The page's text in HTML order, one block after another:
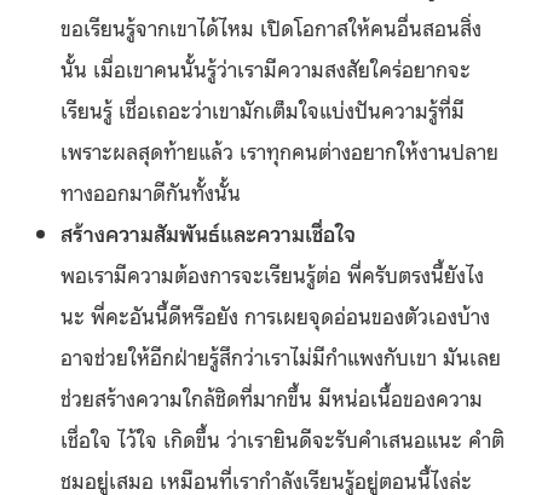
ขอเรียนรู้จากเขาได้ไหม เปิดโอกาสให้คนอื่นสอนสิ่ง
นั้น เมื่อเขาคนนั้นรู้ว่าเรามีความสงสัยใคร่อยากจะ
เรียนรู้ เชื่อเถอะว่าเขามักเต็มใจแบ่งปันความรู้ที่มี
เพราะผลสุดท้ายแล้ว เราทุกคนต่างอยากให้งานปลาย
ทางออกมาดีกันทั้งนั้น
สร้างความสัมพันธ์และความเชื่อใจ
พอเรามีความต้องการจะเรียนรู้ต่อ พี่ครับตรงนี้ยังไง
นะ พี่คะอันนี้ดีหรือยัง การเผยจุดอ่อนของตัวเองบ้าง
อาจช่วยให้อีกฝ่ายรู้สึกว่าเราไม่มีกำแพงกับเขา มันเลย
ช่วยสร้างความใกล้ชิดที่มากขึ้น มีหน่อเนื้อของความ
เชื่อใจ ไว้ใจ เกิดขึ้น ว่าเรายินดีจะรับคำเสนอแนะ คำติ
ชมอยู่เสมอ เหมือนที่เรากำลังเรียนรู้อยู่ตอนนี้ไงล่ะ